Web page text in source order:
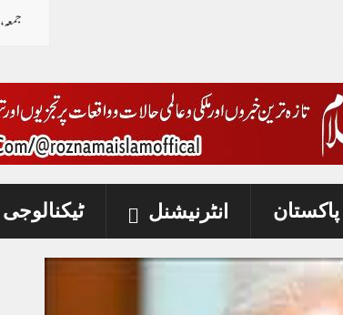
جمعہ،
پاکستان انٹرنیشنل ٹیکنالوجی